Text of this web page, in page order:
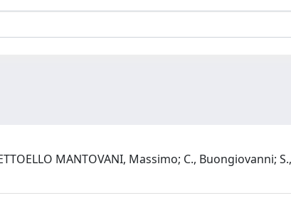
MANTOVANI, Massimo; C., Buongiovanni;